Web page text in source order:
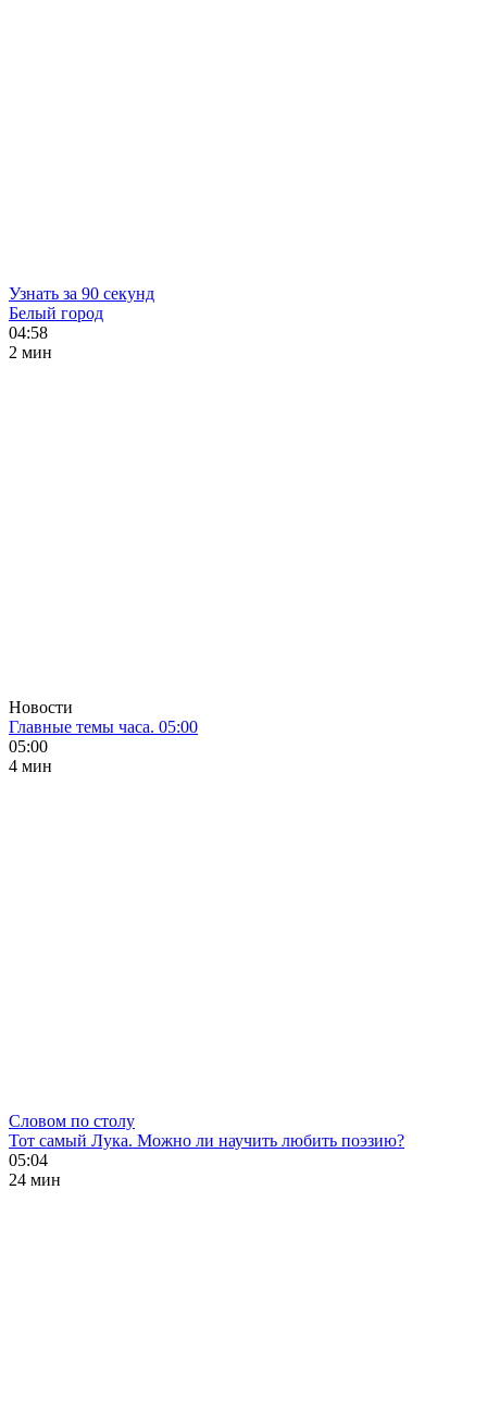
Узнать за 90 секунд
Белый город
04:58
2 мин
Новости
Главные темы часа. 05:00
05:00
4 мин
Словом по столу
Тот самый Лука. Можно ли научить любить поэзию?
05:04
24 мин